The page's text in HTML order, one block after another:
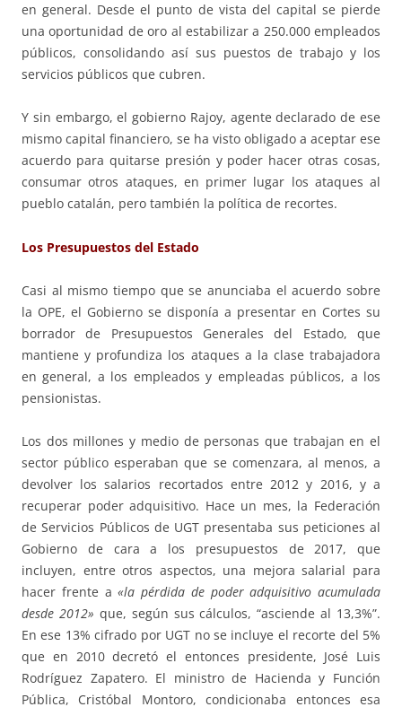
en general. Desde el punto de vista del capital se pierde
una oportunidad de oro al estabilizar a 250.000 empleados
públicos, consolidando así sus puestos de trabajo y los
servicios públicos que cubren.
Y sin embargo, el gobierno Rajoy, agente declarado de ese
mismo capital financiero, se ha visto obligado a aceptar ese
acuerdo para quitarse presión y poder hacer otras cosas,
consumar otros ataques, en primer lugar los ataques al
pueblo catalán, pero también la política de recortes.
Los Presupuestos del Estado
Casi al mismo tiempo que se anunciaba el acuerdo sobre
la OPE, el Gobierno se disponía a presentar en Cortes su
borrador de Presupuestos Generales del Estado, que
mantiene y profundiza los ataques a la clase trabajadora
en general, a los empleados y empleadas públicos, a los
pensionistas.
Los dos millones y medio de personas que trabajan en el
sector público esperaban que se comenzara, al menos, a
devolver los salarios recortados entre 2012 y 2016, y a
recuperar poder adquisitivo. Hace un mes, la Federación
de Servicios Públicos de UGT presentaba sus peticiones al
Gobierno de cara a los presupuestos de 2017, que
incluyen, entre otros aspectos, una mejora salarial para
hacer frente a«la pérdida de poder adquisitivo acumulada
desde 2012» que, según sus cálculos, “asciende al 13,3%”.
En ese 13% cifrado por UGT no se incluye el recorte del 5%
que en 2010 decretó el entonces presidente, José Luis
Rodríguez Zapatero. El ministro de Hacienda y Función
Pública, Cristóbal Montoro, condicionaba entonces esa